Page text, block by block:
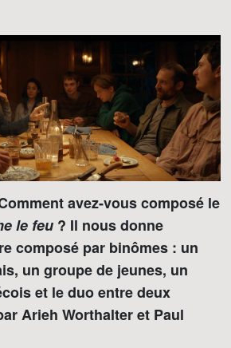
avez-vous composé le
le feu ? Il nous donne
composé par binômes : un
un groupe de jeunes, un
et le duo entre deux
Arieh Worthalter et Paul